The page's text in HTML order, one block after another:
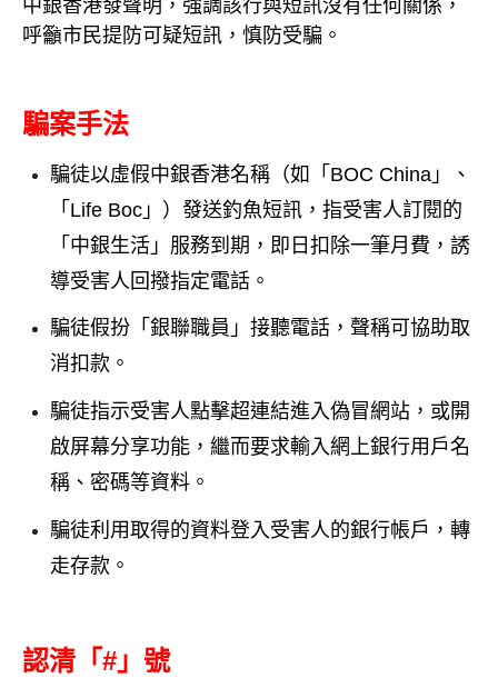
中銀香港發聲明，強調該行與短訊沒有任何關係，
呼籲市民提防可疑短訊，慎防受騙。
騙案手法
騙徒以虛假中銀香港名稱（如「BOC China」、
「Life Boc」）發送釣魚短訊，指受害人訂閱的
「中銀生活」服務到期，即日扣除一筆月費，誘
導受害人回撥指定電話。
騙徒假扮「銀聯職員」接聽電話，聲稱可協助取
消扣款。
騙徒指示受害人點擊超連結進入偽冒網站，或開
啟屏幕分享功能，繼而要求輸入網上銀行用戶名
稱、密碼等資料。
騙徒利用取得的資料登入受害人的銀行帳戶，轉
走存款。
認清「# 」號